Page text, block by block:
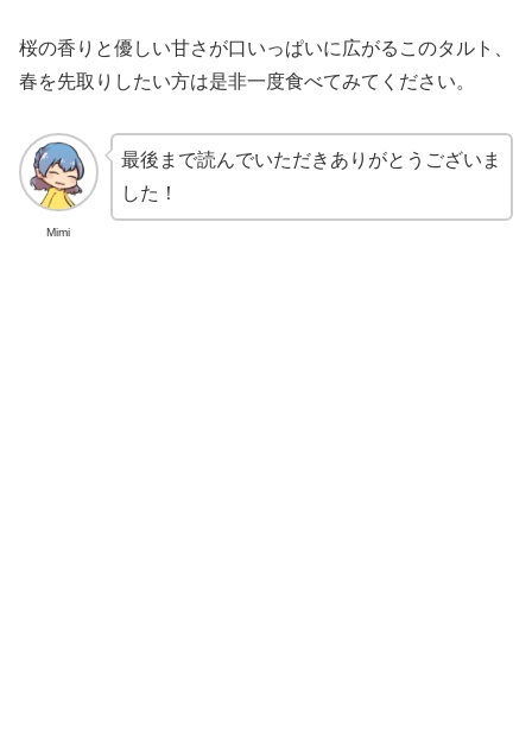
桜の香りと優しい甘さが口いっぱいに広がるこのタルト、
春を先取りしたい方は是非一度食べてみてください。
Mimi
最後まで読んでいただきありがとうございま
した！